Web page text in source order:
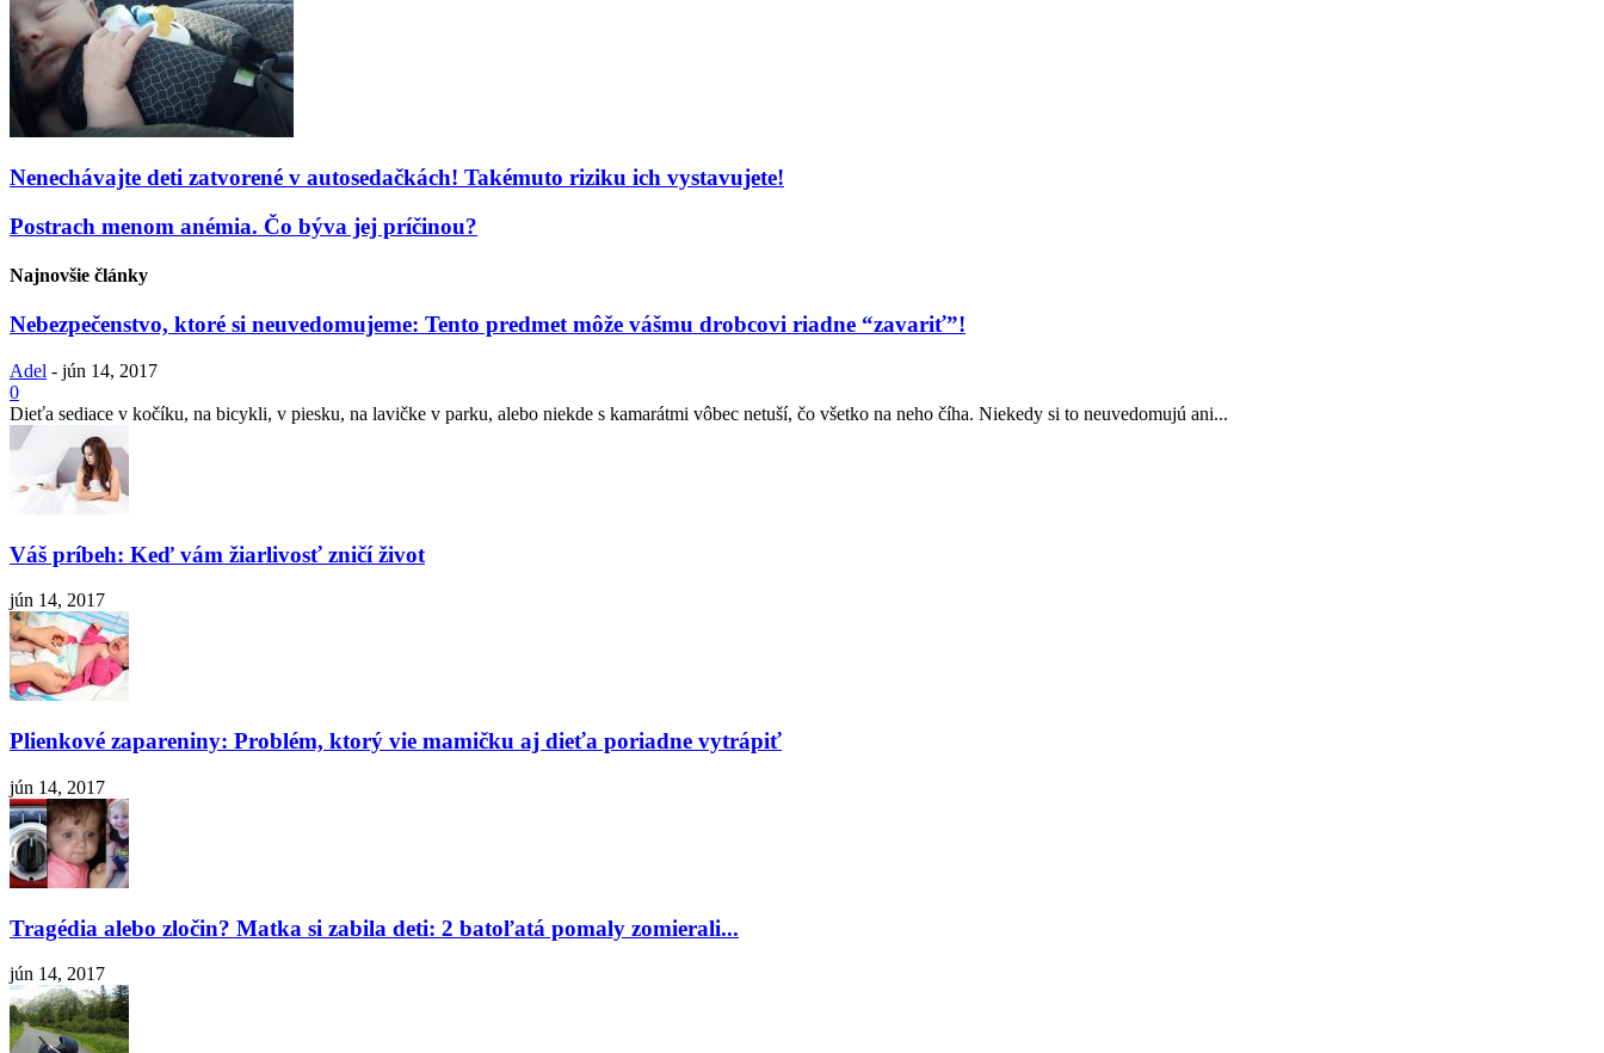
Nenechávajte deti zatvorené v autosedačkách! Takémuto riziku ich vystavujete!
Postrach menom anémia. Čo býva jej príčinou?
Najnovšie články
Nebezpečenstvo, ktoré si neuvedomujeme: Tento predmet môže vášmu drobcovi riadne “zavariť”!
Adel - jún 14, 2017
0
Dieťa sediace v kočíku, na bicykli, v piesku, na lavičke v parku, alebo niekde s kamarátmi vôbec netuší, čo všetko na neho číha. Niekedy si to neuvedomujú ani...
Váš príbeh: Keď vám žiarlivosť zničí život
jún 14, 2017
Plienkové zapareniny: Problém, ktorý vie mamičku aj dieťa poriadne vytrápiť
jún 14, 2017
Tragédia alebo zločin? Matka si zabila deti: 2 batoľatá pomaly zomierali...
jún 14, 2017